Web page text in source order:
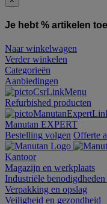
Je hebt % artikelen
Naar winkelwagen
Verder winkelen
Categorieën
Aanbiedingen
Refurbished producten
Manutan EXPERT
Bestelling volgen Offerte
Kantoor
Magazijn en werkplaats
Industriële benodigdheden
Verpakking en opslag
Veiligheid en gezondheid